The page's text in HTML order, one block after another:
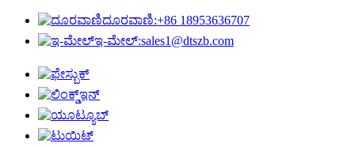
ದೂರವಾಣಿ:+86 18953636707
ಇ-ಮೇಲ್:sales1@dtszb.com